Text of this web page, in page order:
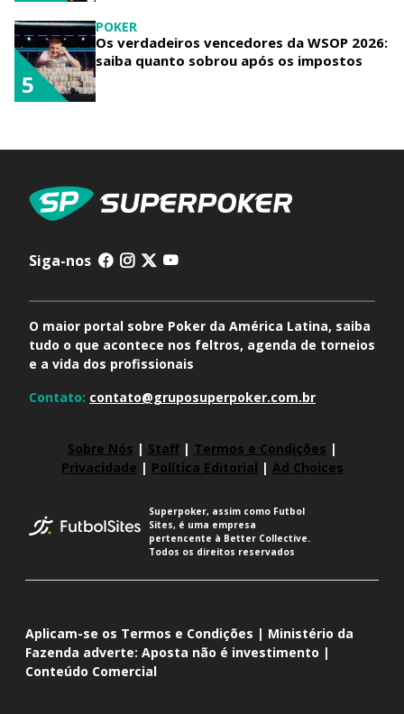
POKER
Os verdadeiros vencedores da WSOP 2026:
saiba quanto sobrou após os impostos
5
Siga-nos
O maior portal sobre Poker da América Latina, saiba
tudo o que acontece nos feltros, agenda de torneios
e a vida dos profissionais
Contato: contato@gruposuperpoker.com.br
Sobre Nós | Staff| Termos e Condições |
Privacidade | Política Editorial | Ad Choices
Superpoker, assim como Futbol
Sites, é uma empresa
pertencente à Better Collective.
Todos os direitos reservados
Aplicam-se os Termos e Condições | Ministério da
Fazenda adverte: Aposta não é investimento |
Conteúdo Comercial